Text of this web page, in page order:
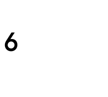
6